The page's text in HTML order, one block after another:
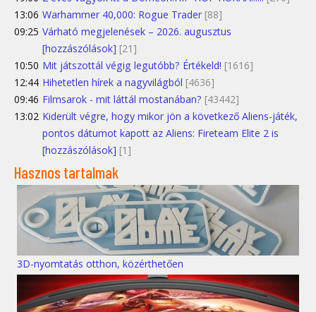
13:06 Warhammer 40,000: Rogue Trader [88]
09:25 Várható megjelenések – 2026. augusztus
[hozzászólások] [21]
10:50 Mit játszottál végig legutóbb? Értékeld! [1616]
12:44 Hihetetlen hírek a nagyvilágból [4636]
09:46 Filmsarok - mit láttál mostanában? [43442]
13:02 Kiderült végre, hogy mikor jön a következő Aliens-játék,
pontos dátumot kapott az Aliens: Fireteam Elite 2 is
[hozzászólások] [1]
Hasznos tartalmak
3D-nyomtatás otthon, közérthetően